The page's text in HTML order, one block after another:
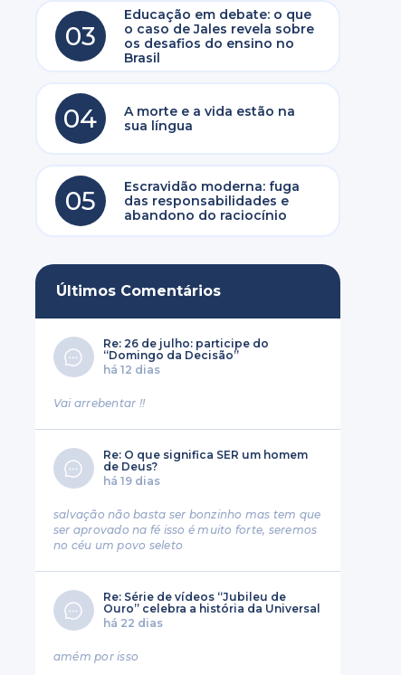
03
Educação em debate: o que
o caso de Jales revela sobre
os desafios do ensino no
Brasil
04
A morte e a vida estão na
sua língua
05
Escravidão moderna: fuga
das responsabilidades e
abandono do raciocínio
Últimos Comentários
Re: 26 de julho: participe do
“Domingo da Decisão”
há 12 dias
Vai arrebentar !!
Re: O que significa SER um homem
de Deus?
há 19 dias
salvação não basta ser bonzinho mas tem que
ser aprovado na fé isso é muito forte, seremos
no céu um povo seleto
Re: Série de vídeos “Jubileu de
Ouro” celebra a história da Universal
há 22 dias
amém por isso